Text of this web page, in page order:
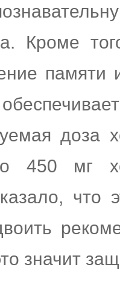
Кроме
памяти
доза
450 мг
что
значит